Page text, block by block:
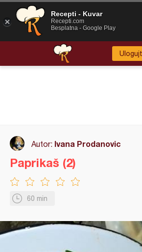
Autor: Ivana Prodanovic
60 min
Paprikaš (2)
Recepti - Kuvar
Recepti.com
Besplatna - Google Play